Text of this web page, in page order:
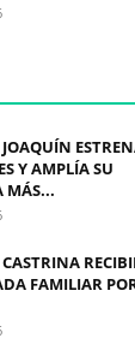
Y AMPLÍA SU
MÁS...
FAMILIAR